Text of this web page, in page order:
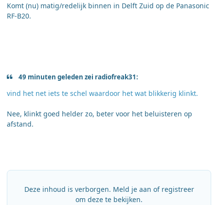
Komt (nu) matig/redelijk binnen in Delft Zuid op de Panasonic
RF-B20.
49 minuten geleden zei radiofreak31:
vind het net iets te schel waardoor het wat blikkerig klinkt.
Nee, klinkt goed helder zo, beter voor het beluisteren op
afstand.
Deze inhoud is verborgen. Meld je aan of registreer
om deze te bekijken.